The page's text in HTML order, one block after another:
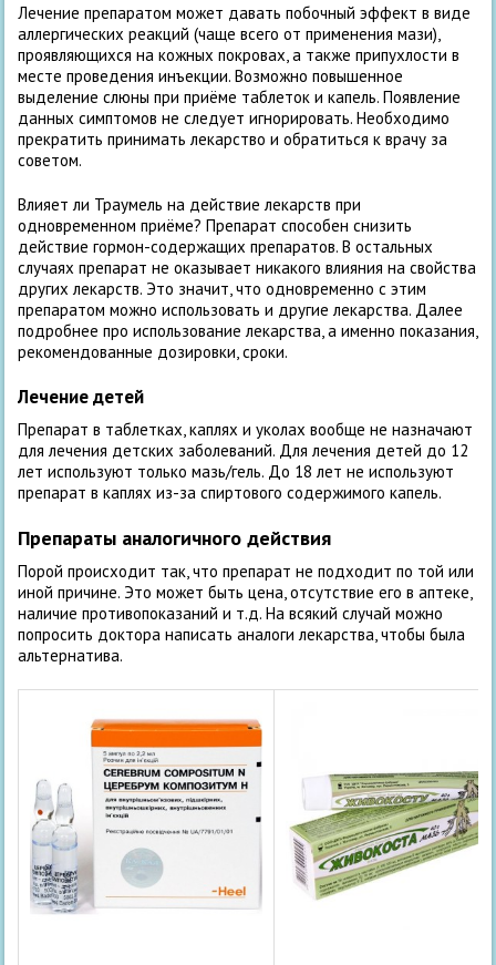
Лечение препаратом может давать побочный эффект в виде
аллергических реакций (чаще всего от применения мази),
проявляющихся на кожных покровах, а также припухлости в
месте проведения инъекции. Возможно повышенное
выделение слюны при приёме таблеток и капель. Появление
данных симптомов не следует игнорировать. Необходимо
прекратить принимать лекарство и обратиться к врачу за
советом.
Влияет ли Траумель на действие лекарств при
одновременном приёме? Препарат способен снизить
действие гормон-содержащих препаратов. В остальных
случаях препарат не оказывает никакого влияния на свойства
других лекарств. Это значит, что одновременно с этим
препаратом можно использовать и другие лекарства. Далее
подробнее про использование лекарства, а именно показания,
рекомендованные дозировки, сроки.
Лечение детей
Препарат в таблетках, каплях и уколах вообще не назначают
для лечения детских заболеваний. Для лечения детей до 12
лет используют только мазь/гель. До 18 лет не используют
препарат в каплях из-за спиртового содержимого капель.
Препараты аналогичного действия
Порой происходит так, что препарат не подходит по той или
иной причине. Это может быть цена, отсутствие его в аптеке,
наличие противопоказаний и т.д. На всякий случай можно
попросить доктора написать аналоги лекарства, чтобы была
альтернатива.